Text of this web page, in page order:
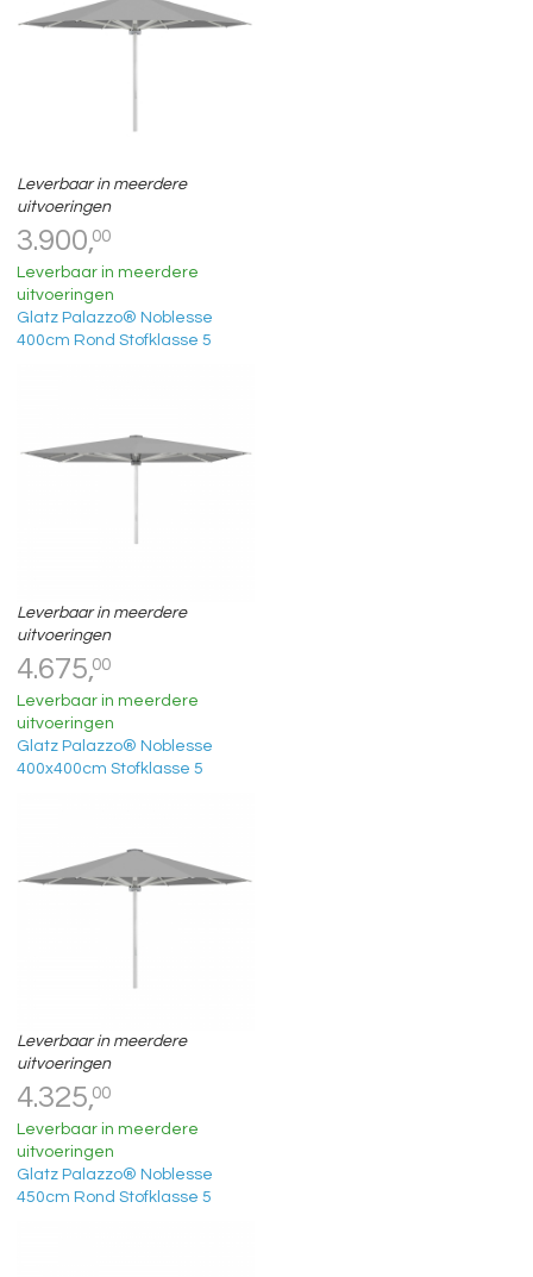
Leverbaar in meerdere
uitvoeringen
3.900,00
Leverbaar in meerdere
uitvoeringen
Glatz Palazzo® Noblesse
400cm Rond Stofklasse 5
Leverbaar in meerdere
uitvoeringen
4.675,00
Leverbaar in meerdere
uitvoeringen
Glatz Palazzo® Noblesse
400x400cm Stofklasse 5
Leverbaar in meerdere
uitvoeringen
4.325,00
Leverbaar in meerdere
uitvoeringen
Glatz Palazzo® Noblesse
450cm Rond Stofklasse 5